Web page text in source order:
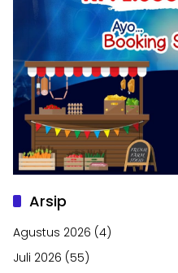
Arsip
Agustus 2026 (4)
Juli 2026 (55)